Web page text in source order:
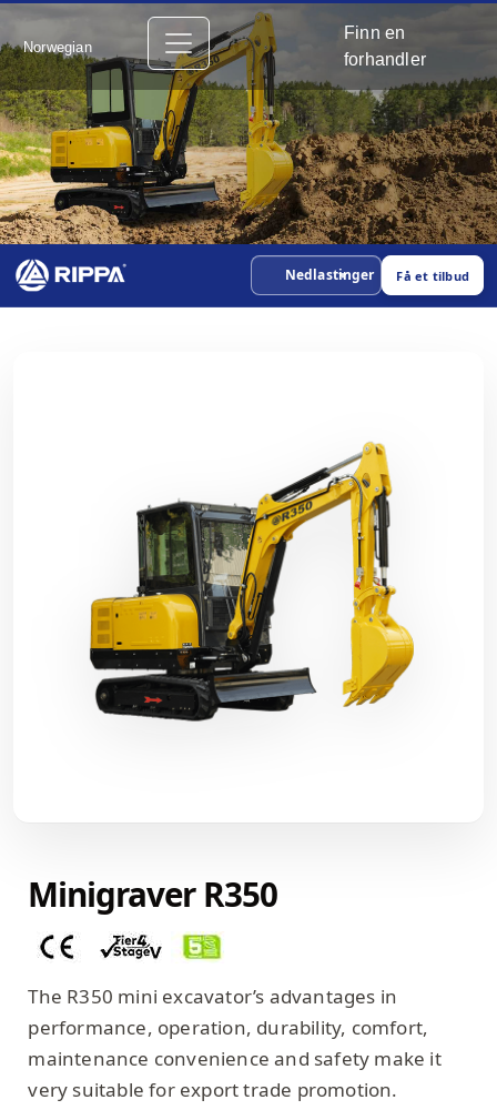
Norwegian
Finn en
forhandler
Nedlastinger Få et tilbud
Minigraver R350
The R350 mini excavator’s advantages in
performance, operation, durability, comfort,
maintenance convenience and safety make it
very suitable for export trade promotion.